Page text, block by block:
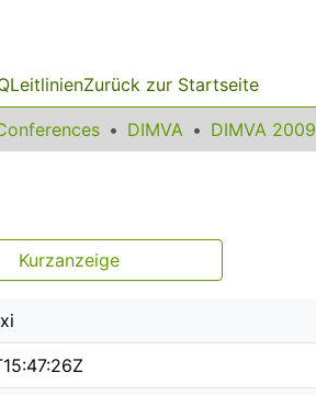
LeitlinienZurück zur Startseite
DIMVA DIMVA 2009
Kurzanzeige